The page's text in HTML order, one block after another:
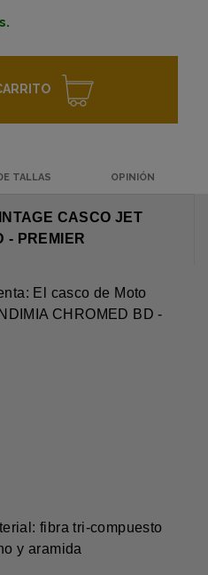
TALLAS OPINIÓN
CASCO JET
- PREMIER
El casco de Moto
CHROMED BD -
fibra tri-compuesto
y aramida